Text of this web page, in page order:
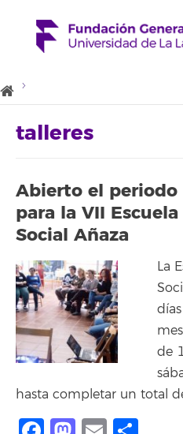
talleres
Abierto el
para la VII
Social Añaza
La
de
hasta completar un total